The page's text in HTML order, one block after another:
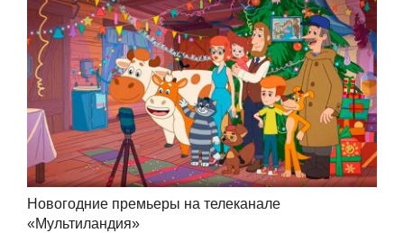
Новогодние премьеры на телеканале
«Мультиландия»